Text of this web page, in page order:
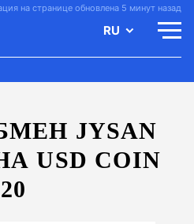
на странице обновлена 5 минут назад
RU
JYSAN
USD COIN